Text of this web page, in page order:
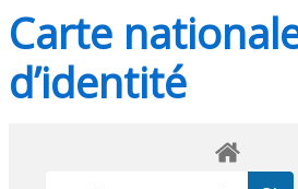
Carte
d’identité